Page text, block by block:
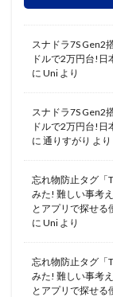
スナドラ7S Gen2
ドルで2万円台!日
に Uni より
スナドラ7S Gen2
ドルで2万円台!日
に 通りすがり より
忘れ物防止タグ「
みた! 難しい事考
とアプリで探せる
に Uni より
忘れ物防止タグ「
みた! 難しい事考
とアプリで探せる